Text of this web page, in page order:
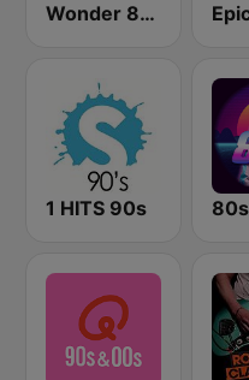
Wonder 80's
1 HITS 90s